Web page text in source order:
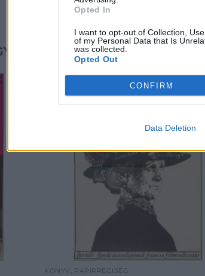
Opted In
I want to opt-out of Collection,
of my Personal Data that Is
was collected.
Opted Out
CONFIRM
Data Deletion
KÖNYV, PAPÍRRÉGISÉG